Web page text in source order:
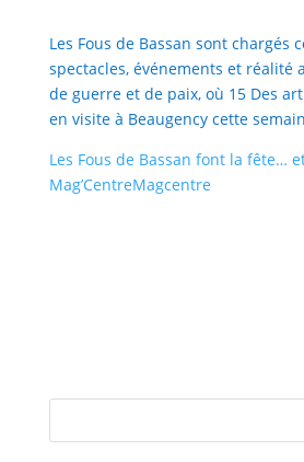
Les Fous de Bassan sont chargés
spectacles, événements et réalité
de guerre et de paix, où 15 Des
en visite à Beaugency cette
Les Fous de Bassan font la fête…
Mag’CentreMagcentre